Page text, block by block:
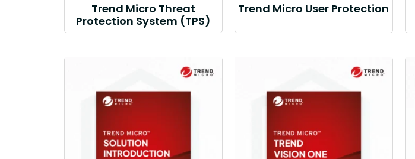
Trend Micro Threat
Protection System (TPS)
Trend Micro User Protection